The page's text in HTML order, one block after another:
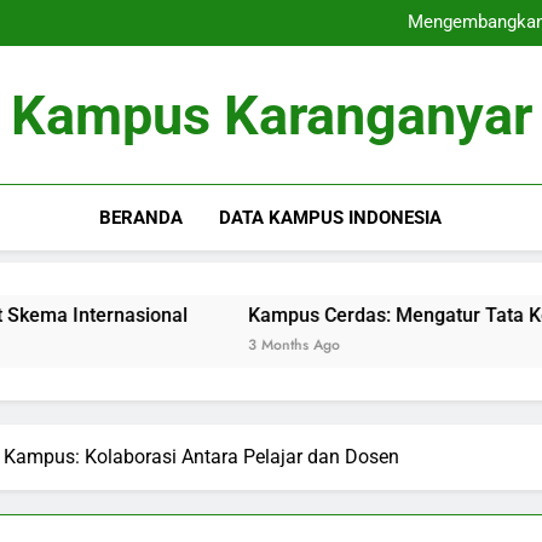
Kampus Cerdas:
Kampus Cerdas:
Kampus Karanganyar
BERANDA DATA KAMPUS INDONESIA
Kampus Cerdas: Mengatur Tata Kelola
3 Months Ago
Kolaborasi Antara Pelajar dan Dosen